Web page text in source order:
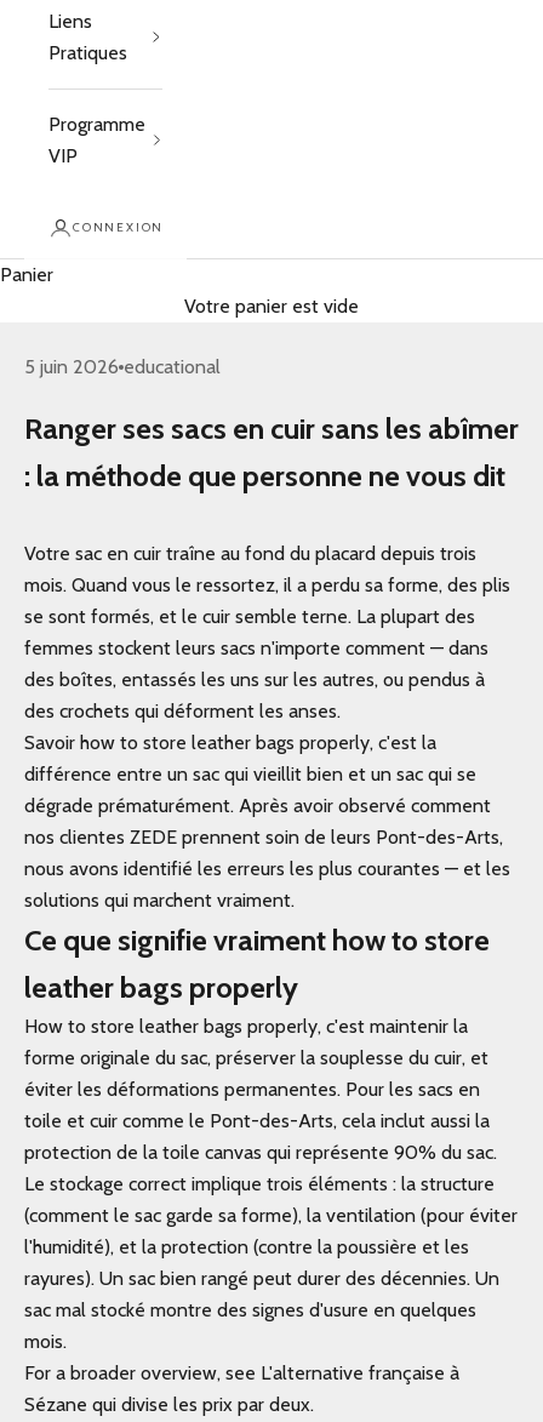
Liens
Pratiques
Programme
VIP
CONNEXION
Panier
Votre panier est vide
5 juin 2026 educational
Ranger ses sacs en cuir sans les abîmer
: la méthode que personne ne vous dit
Votre sac en cuir traîne au fond du placard depuis trois
mois. Quand vous le ressortez, il a perdu sa forme, des plis
se sont formés, et le cuir semble terne. La plupart des
femmes stockent leurs sacs n'importe comment — dans
des boîtes, entassés les uns sur les autres, ou pendus à
des crochets qui déforment les anses.
Savoir how to store leather bags properly, c'est la
différence entre un sac qui vieillit bien et un sac qui se
dégrade prématurément. Après avoir observé comment
nos clientes ZEDE prennent soin de leurs Pont-des-Arts,
nous avons identifié les erreurs les plus courantes — et les
solutions qui marchent vraiment.
Ce que signifie vraiment how to store
leather bags properly
How to store leather bags properly, c'est maintenir la
forme originale du sac, préserver la souplesse du cuir, et
éviter les déformations permanentes. Pour les sacs en
toile et cuir comme le Pont-des-Arts, cela inclut aussi la
protection de la toile canvas qui représente 90% du sac.
Le stockage correct implique trois éléments : la structure
(comment le sac garde sa forme), la ventilation (pour éviter
l'humidité), et la protection (contre la poussière et les
rayures). Un sac bien rangé peut durer des décennies. Un
sac mal stocké montre des signes d'usure en quelques
mois.
For a broader overview, see L'alternative française à
Sézane qui divise les prix par deux.